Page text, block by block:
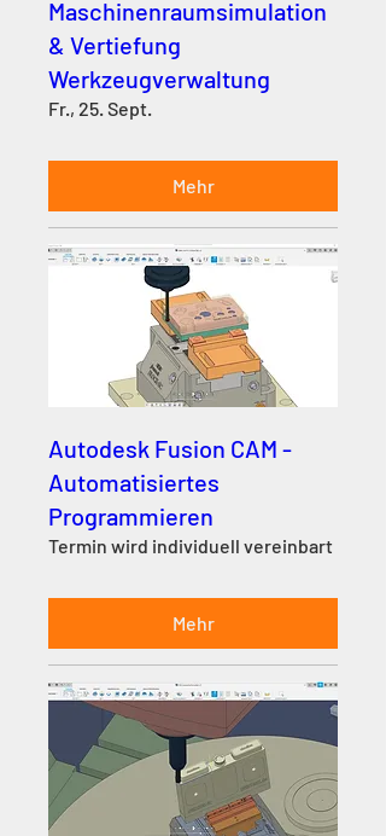
Maschinenraumsimulation
& Vertiefung
Werkzeugverwaltung
Fr., 25. Sept.
Mehr
Autodesk Fusion CAM -
Automatisiertes
Programmieren
Termin wird individuell vereinbart
Mehr